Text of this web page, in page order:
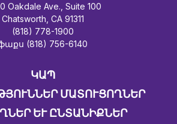
Oakdale Ave., Suite 100
Chatsworth, CA 91311
(818) 778-1900
(818) 756-6140
ԿԱՊ
ՄԱՏՈՒՑՈՂՆԵՐ
ԵՒ ԸՆՏԱՆԻՔՆԵՐ